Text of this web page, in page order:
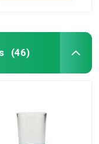
(46)